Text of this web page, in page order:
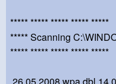
***** ***** ***** ***** *****
***** Scanning
***** ***** ***** ***** *****